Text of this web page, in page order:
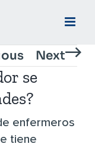
Next
se
enfermeros
tiene